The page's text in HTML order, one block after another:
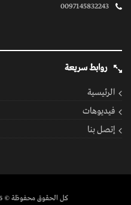
0097145832243
روابط سريعة
الرئيسية
فيديوهات
إتصل بنا
كل الحقوق محفوظة© 2026 بواسطة جسور بوست